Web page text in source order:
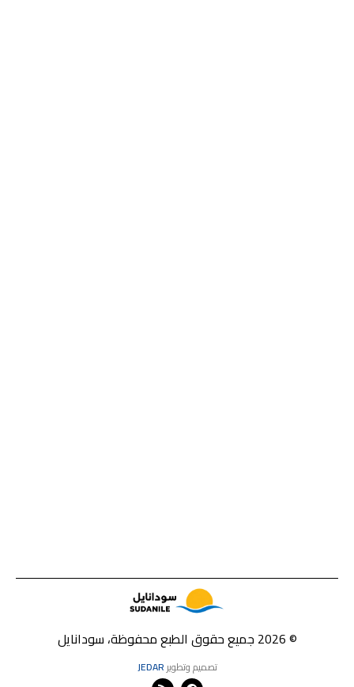
© 2026 جميع حقوق الطبع محفوظة، سودانايل
تصميم وتطويرJEDAR